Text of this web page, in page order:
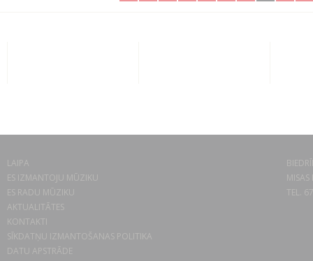
LAIPA
ES IZMANTOJU MŪZIKU
ES RADU MŪZIKU
AKTUALITĀTES
KONTAKTI
SĪKDATŅU IZMANTOŠANAS POLITIKA
DATU APSTRĀDE
TEL.